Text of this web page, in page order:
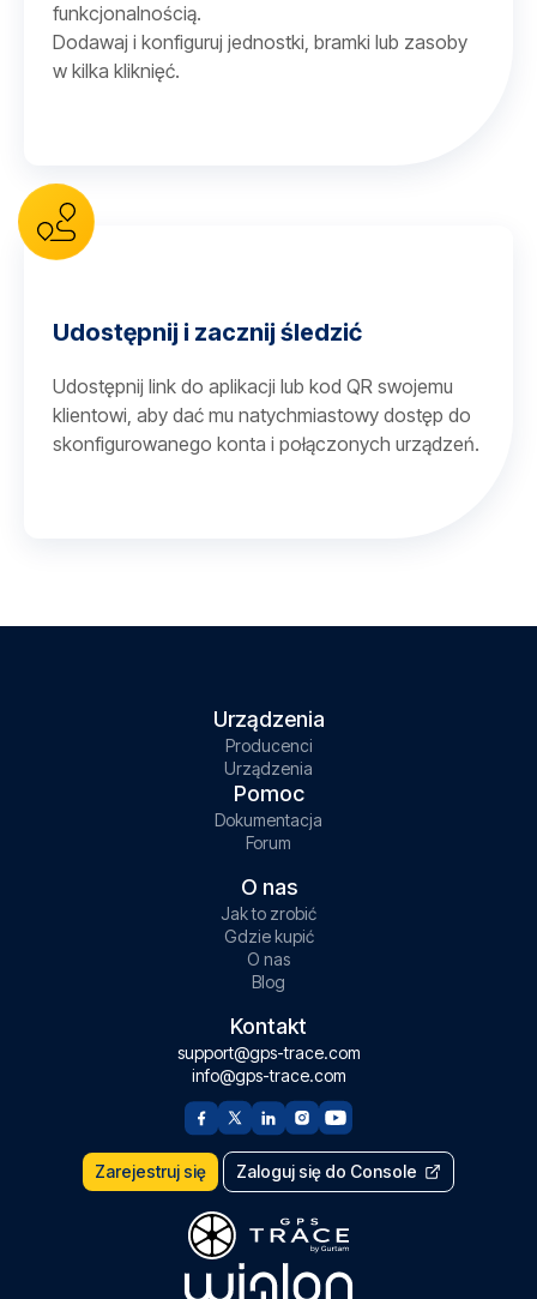
funkcjonalnością.
Dodawaj i konfiguruj jednostki, bramki lub zasoby
w kilka kliknięć.
Udostępnij i zacznij śledzić
Udostępnij link do aplikacji lub kod QR swojemu
klientowi, aby dać mu natychmiastowy dostęp do
skonfigurowanego konta i połączonych urządzeń.
Urządzenia
Producenci
Urządzenia
Pomoc
Dokumentacja
Forum
O nas
Jak to zrobić
Gdzie kupić
O nas
Blog
Kontakt
support@gps-trace.com
info@gps-trace.com
Zarejestruj się Zaloguj się do Console